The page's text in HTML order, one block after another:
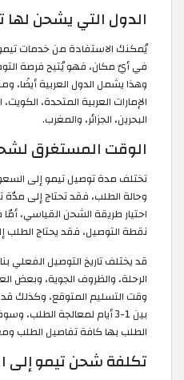
الدول التي يشحن لها
يُمكنك الاستفادة من خدمات
في أيّ مكان، فهو يُتيح فرصة
وهذا يشمل الدول العربية أيضًا،
الإمارات العربية المتحدة،
البحرين، الجزائر، والمغرب.
الوقت المستغرق
تختلف مدة توصيل تيمو إلى
احتيار طريقة الشحن القياسي،
نقطة التوصيل، فقد يحتاج الطلب إلى
قد يختلف تاريخ التوصيل الفعلي
الرحلة، والظروف الجوية، وبعض
وقت التسليم المتوقع، وكذلك
بين 1-3 أيام لمعالجة
الطلب بها كافة تفاصيل الطلب
تكلفة شحن تيمو إلى